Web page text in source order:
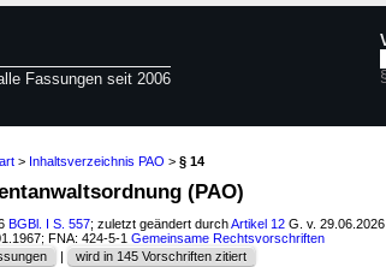
Fassungen seit 2006
> Inhaltsverzeichnis PAO > § 14
(PAO)
BGBl. I S. 557; zuletzt geändert durchArtikel 12 G. v. 29.06.2026
FNA: 424-5-1 Gemeinsame Rechtsvorschriften
| wird in 145 Vorschriften zitiert